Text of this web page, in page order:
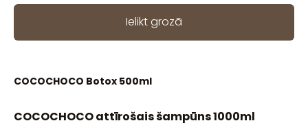
Ielikt grozā
COCOCHOCO Botox 500ml
COCOCHOCO attīrošais šampūns 1000ml